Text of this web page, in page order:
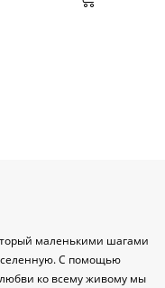
маленькими шагами
С помощью
любви ко всему живому мы